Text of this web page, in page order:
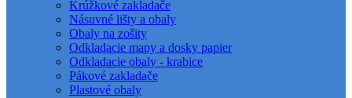
Krúžkové zakladače
Násuvné lišty a obaly
Obaly na zošity
Odkladacie mapy a dosky papier
Odkladacie obaly - krabice
Pákové zakladače
Plastové obaly